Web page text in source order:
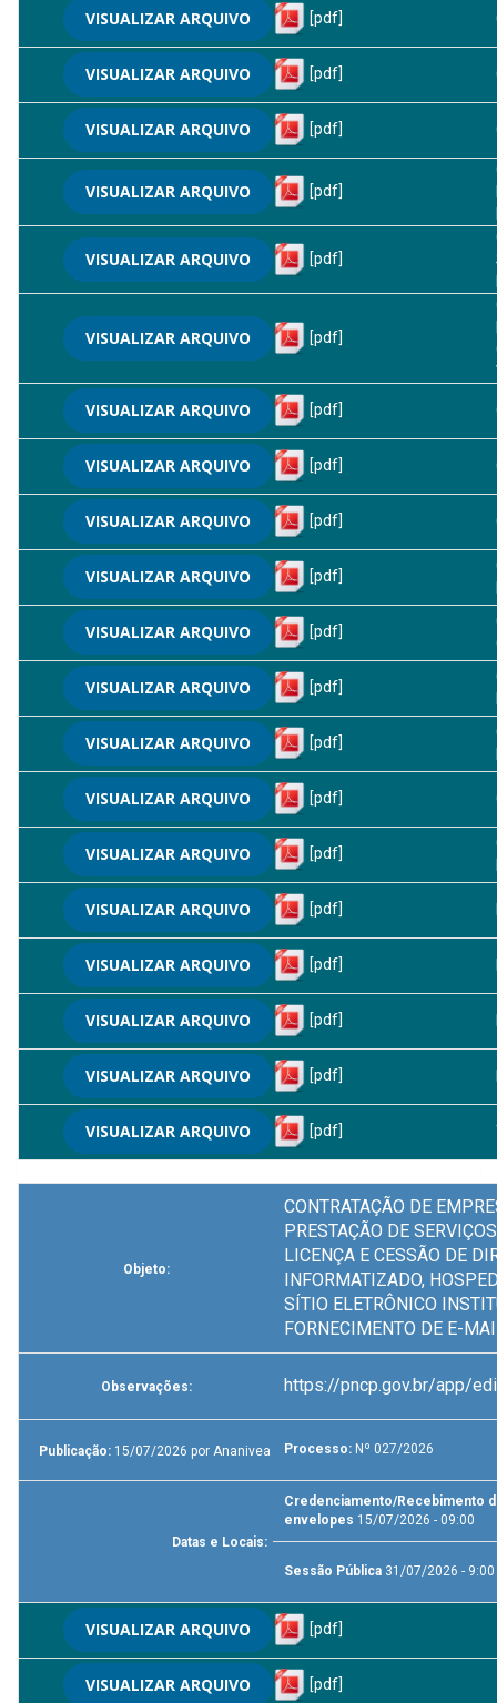
VISUALIZAR ARQUIVO [pdf]
VISUALIZAR ARQUIVO [pdf]
VISUALIZAR ARQUIVO [pdf]
VISUALIZAR ARQUIVO [pdf]
VISUALIZAR ARQUIVO [pdf]
VISUALIZAR ARQUIVO [pdf]
VISUALIZAR ARQUIVO [pdf]
VISUALIZAR ARQUIVO [pdf]
VISUALIZAR ARQUIVO [pdf]
VISUALIZAR ARQUIVO [pdf]
VISUALIZAR ARQUIVO [pdf]
VISUALIZAR ARQUIVO [pdf]
VISUALIZAR ARQUIVO [pdf]
VISUALIZAR ARQUIVO [pdf]
VISUALIZAR ARQUIVO [pdf]
VISUALIZAR ARQUIVO [pdf]
VISUALIZAR ARQUIVO [pdf]
VISUALIZAR ARQUIVO [pdf]
VISUALIZAR ARQUIVO [pdf]
VISUALIZAR ARQUIVO [pdf]
Objeto:
CONTRATAÇÃO DE
PRESTAÇÃO DE
LICENÇA E CESSÃO DE
INFORMATIZADO,
SÍTIO ELETRÔNICO
FORNECIMENTO DE E-
Observações: https://pncp.gov.br/app/
Publicação: 15/07/2026 por Ananivea Processo: Nº 027/2026
Datas e Locais:
Credenciamento/Recebimento
envelopes 15/07/2026 - 09:00
Sessão Pública 31/07/2026 - 9:00
VISUALIZAR ARQUIVO [pdf]
VISUALIZAR ARQUIVO [pdf]